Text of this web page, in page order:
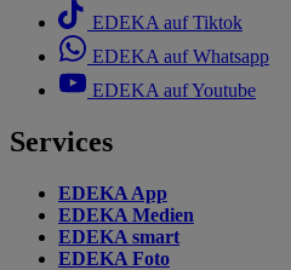
EDEKA auf Tiktok
EDEKA auf Whatsapp
EDEKA auf Youtube
Services
EDEKA App
EDEKA Medien
EDEKA smart
EDEKA Foto